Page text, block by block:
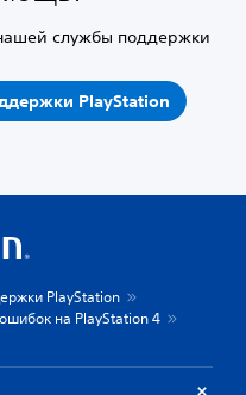
службы поддержки
PlayStation
PlayStation
на PlayStation 4